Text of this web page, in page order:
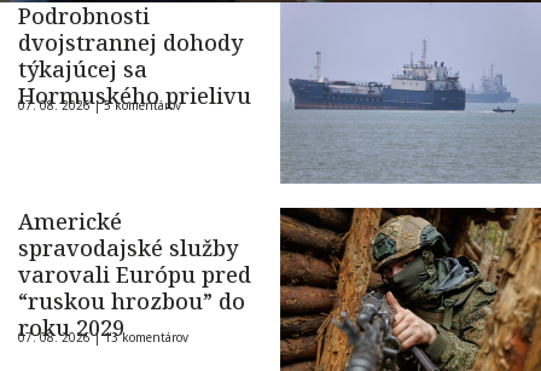
Podrobnosti
dvojstrannej dohody
týkajúcej sa
Hormuského prielivu
07. 08. 2026 |5 komentárov
Americké
spravodajské služby
varovali Európu pred
“ruskou hrozbou” do
roku 2029
07. 08. 2026 |13 komentárov